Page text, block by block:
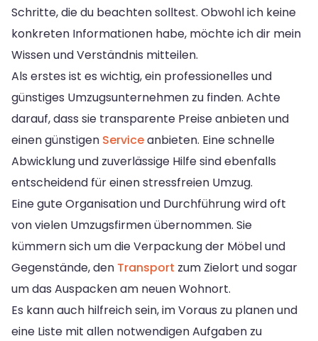
Schritte, die du beachten solltest. Obwohl ich keine
konkreten Informationen habe, möchte ich dir mein
Wissen und Verständnis mitteilen.
Als erstes ist es wichtig, ein professionelles und
günstiges Umzugsunternehmen zu finden. Achte
darauf, dass sie transparente Preise anbieten und
einen günstigen Serviceanbieten. Eine schnelle
Abwicklung und zuverlässige Hilfe sind ebenfalls
entscheidend für einen stressfreien Umzug.
Eine gute Organisation und Durchführung wird oft
von vielen Umzugsfirmen übernommen. Sie
kümmern sich um die Verpackung der Möbel und
Gegenstände, den Transport zum Zielort und sogar
um das Auspacken am neuen Wohnort.
Es kann auch hilfreich sein, im Voraus zu planen und
eine Liste mit allen notwendigen Aufgaben zu